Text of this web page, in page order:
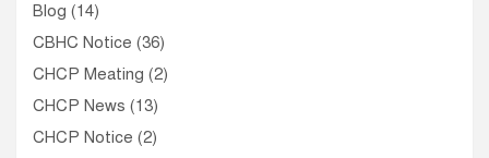
Blog (14)
CBHC Notice (36)
CHCP Meating (2)
CHCP News (13)
CHCP Notice (2)